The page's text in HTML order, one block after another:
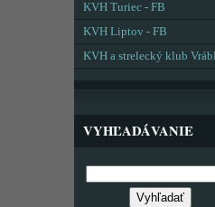
KVH Turiec - FB
KVH Liptov - FB
KVH a strelecký klub
VYHĽADÁVANIE